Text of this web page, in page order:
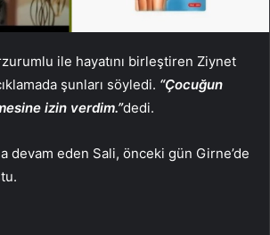
ile hayatını birleştiren Ziynet
şunları söyledi. “Çocuğun
izin verdim.”dedi.
devam eden Sali, önceki gün Girne’de